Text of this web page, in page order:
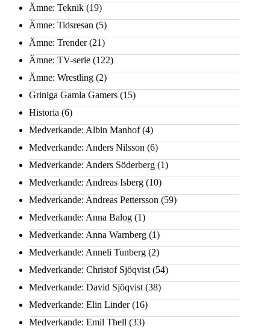
Ämne: Teknik (19)
Ämne: Tidsresan (5)
Ämne: Trender(21)
Ämne: TV-serie (122)
Ämne: Wrestling (2)
Griniga Gamla Gamers (15)
Historia (6)
Medverkande: Albin Manhof(4)
Medverkande: Anders Nilsson (6)
Medverkande: Anders Söderberg (1)
Medverkande: Andreas Isberg (10)
Medverkande: Andreas Pettersson (59)
Medverkande: Anna Balog (1)
Medverkande: Anna Warnberg (1)
Medverkande: Anneli Tunberg (2)
Medverkande: Christof Sjöqvist (54)
Medverkande: David Sjöqvist (38)
Medverkande: Elin Linder(16)
Medverkande: Emil Thell (33)